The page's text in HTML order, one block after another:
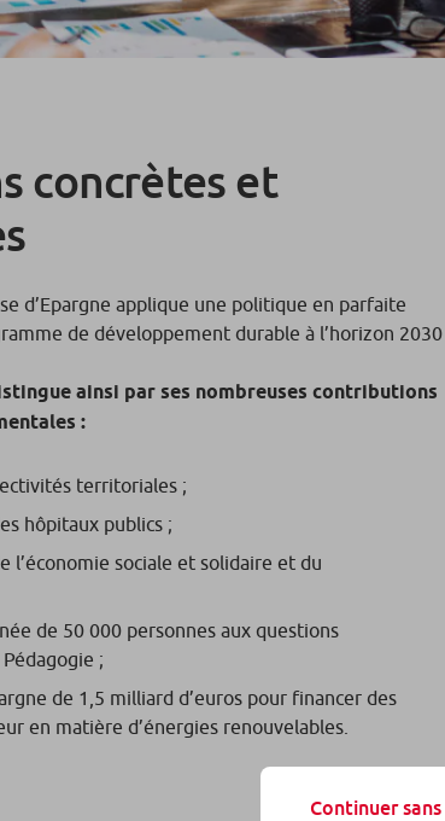
concrètes et
d’Epargne applique une politique en parfaite
de développement durable à l’horizon 2030
ainsi par ses nombreuses contributions
:
territoriales ;
hôpitaux publics ;
l’économie sociale et solidaire et du
de 50 000 personnes aux questions
;
de 1,5 milliard d’euros pour financer des
en matière d’énergies renouvelables.
Continuer